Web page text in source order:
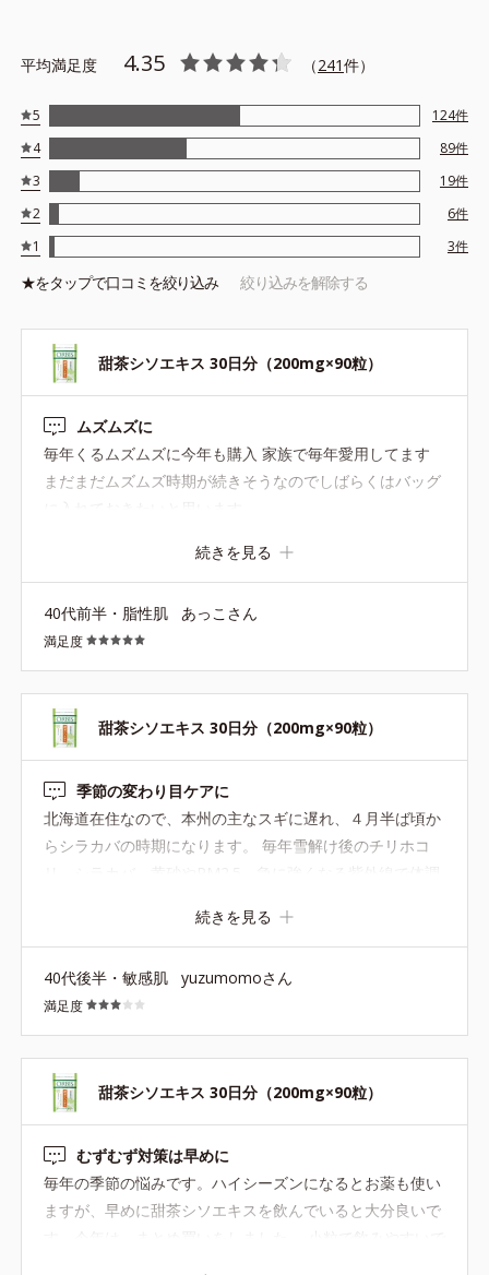
平均満足度 4.35 （241件）
5 124件
4
89件
3
19件
2
6件
1
3件
★をタップで口コミを絞り込み 絞り込みを解除する
甜茶シソエキス 30日分（200mg×90粒）
ムズムズに
毎年くるムズムズに今年も購入 家族で毎年愛用してます
まだまだムズムズ時期が続きそうなのでしばらくはバッグ
続きを見る
40代前半・脂性肌 あっこさん
満足度
甜茶シソエキス 30日分（200mg×90粒）
季節の変わり目ケアに
北海道在住なので、本州の主なスギに遅れ、４月半ば頃か
らシラカバの時期になります。 毎年雪解け後のチリホコ
スが含まれているのも購入の決め手になりました。 １つ注
意が必要なのは、甜茶はバラ科なので、バラ科はもちろ
ん、シラカバやハンノキでも摂取に注意が必要かなと思い
ました。 こちらの商品を手に取る方は不調の方がほとんど
だと思うので。 製造過程でバラ科に対応している作り方な
どされてるのかな？ もしそうであれば記載があると安心し
て飲用できるし、そうでないなら注意したいです。 今年は
他の対策も強化したこともあるので、例年より落ち着いて
いる気がします。 ただ、普段からリンゴやモモなどバラ科
食物は摂取しすぎないよう気を付けているので、個人的に
は注意点を天秤にかけると悩ましいところです。
続きを見る
40代後半・敏感肌 yuzumomoさん
満足度
甜茶シソエキス 30日分（200mg×90粒）
むずむず対策は早めに
毎年の季節の悩みです。ハイシーズンになるとお薬も使い
ますが、早めに甜茶シソエキスを飲んでいると大分良いで